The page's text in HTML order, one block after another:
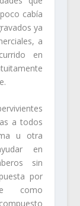
cabía
ya
a
en
a todos
u otra
en
sin
por
como